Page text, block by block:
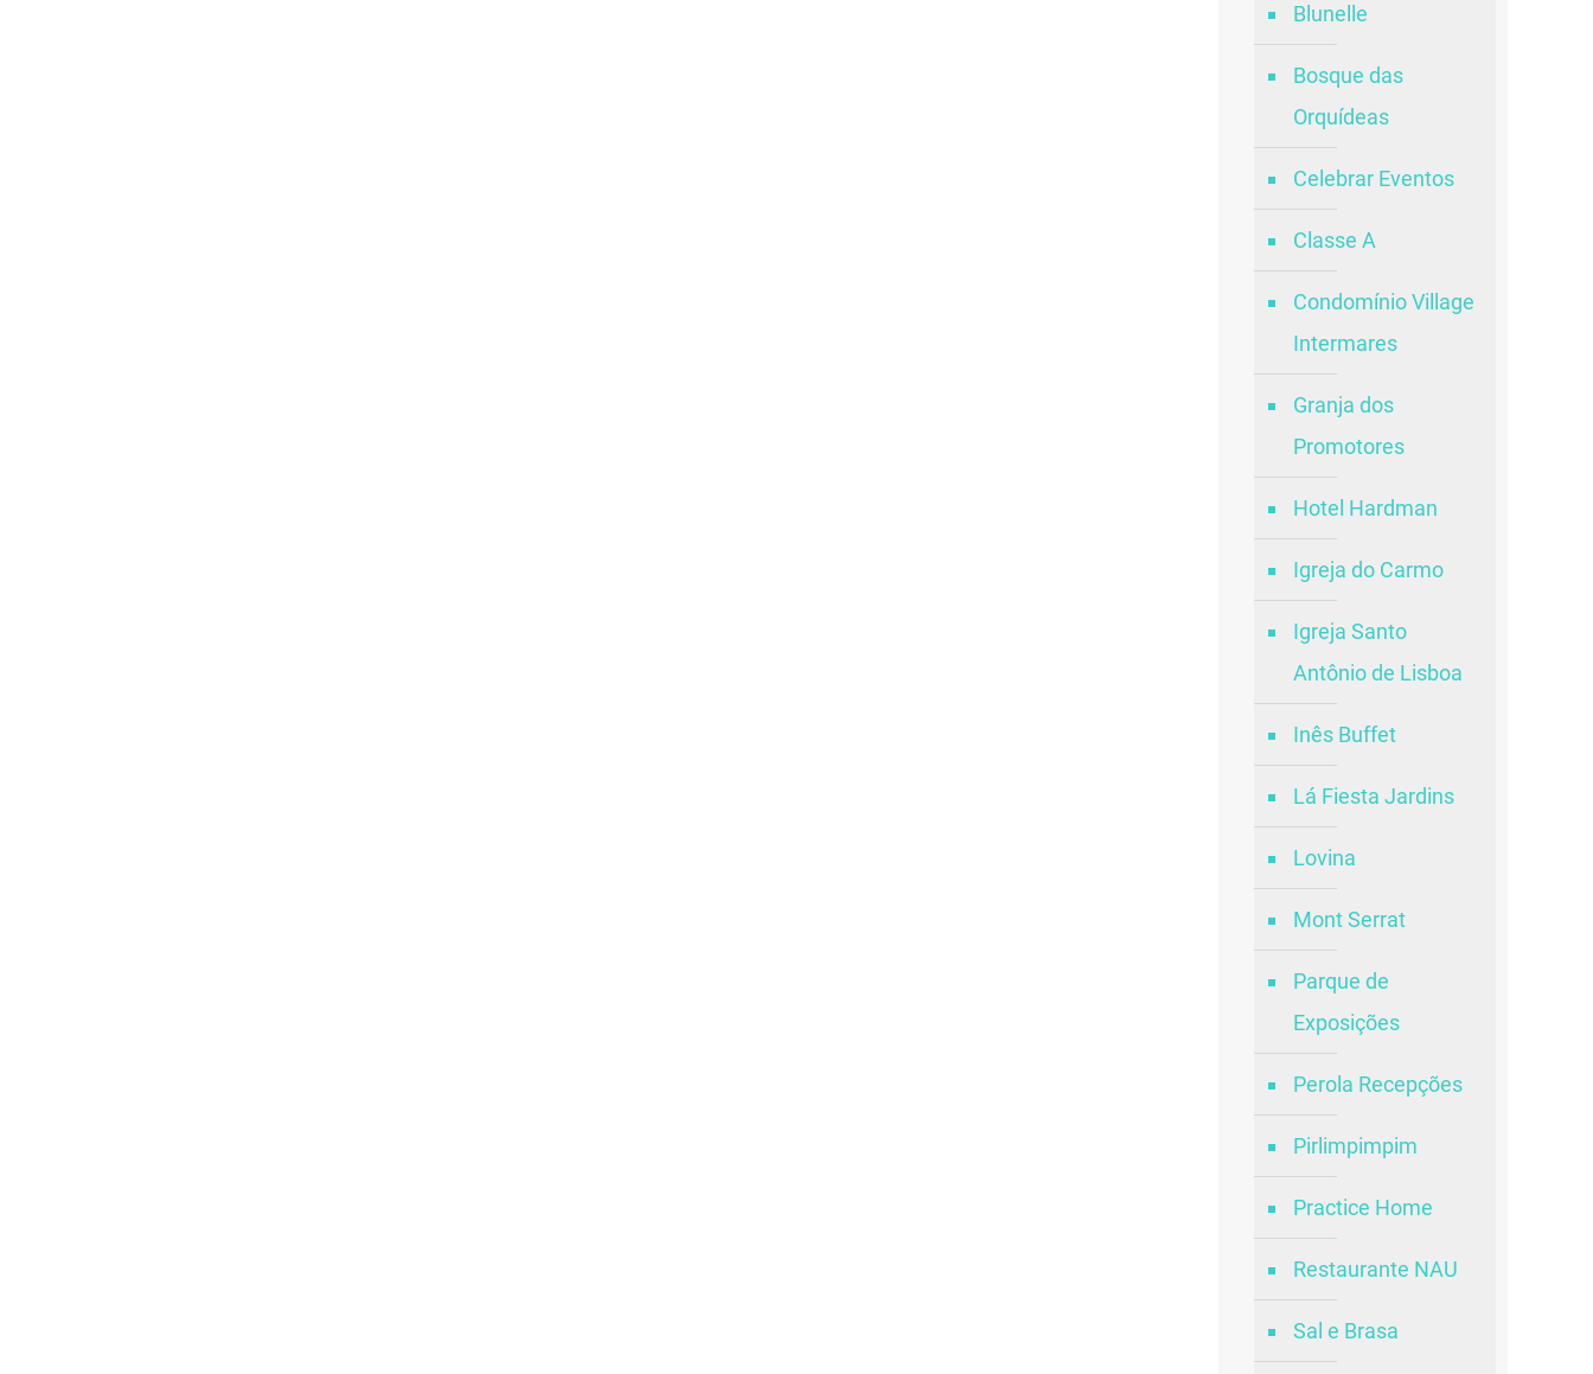
Blunelle
Bosque das
Orquídeas
Celebrar Eventos
Classe A
Condomínio Village
Intermares
Granja dos
Promotores
Hotel Hardman
Igreja do Carmo
Igreja Santo
Antônio de Lisboa
Inês Buffet
Lá Fiesta Jardins
Lovina
Mont Serrat
Parque de
Exposições
Perola Recepções
Pirlimpimpim
Practice Home
Restaurante NAU
Sal e Brasa